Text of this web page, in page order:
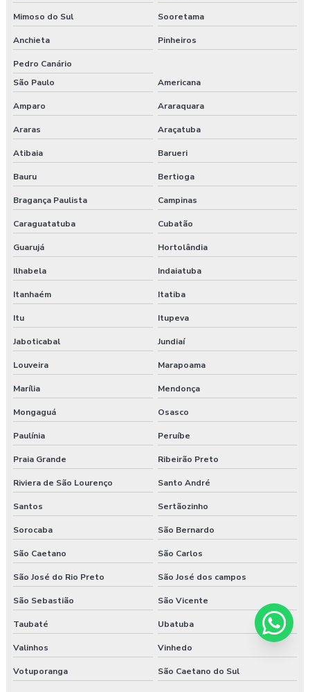
Mimoso do Sul Sooretama
Anchieta Pinheiros
Pedro Canário
São Paulo
Americana
Amparo Araraquara
Araras Araçatuba
Atibaia Barueri
Bauru Bertioga
Bragança Paulista Campinas
Caraguatatuba Cubatão
Guarujá Hortolândia
Ilhabela Indaiatuba
Itanhaém Itatiba
Itu Itupeva
Jaboticabal Jundiaí
Louveira Marapoama
Marília Mendonça
Mongaguá Osasco
Paulínia Peruíbe
Praia Grande Ribeirão Preto
Riviera de São Lourenço Santo André
Santos Sertãozinho
Sorocaba São Bernardo
São Caetano São Carlos
São José do Rio Preto São José dos campos
São Sebastião São Vicente
Taubaté Ubatuba
Valinhos Vinhedo
Votuporanga São Caetano do Sul